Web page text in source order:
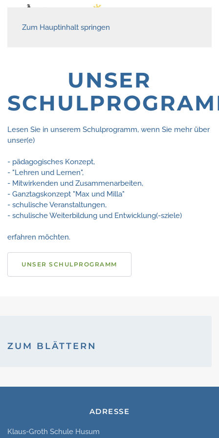
Zum Hauptinhalt springen
UNSER
Lesen Sie in unserem Schulprogramm, wenn Sie mehr über
unser(e)
- pädagogisches Konzept,
- "Lehren und Lernen",
- Mitwirkenden und Zusammenarbeiten,
- Ganztagskonzept "Max und Milla"
- schulische Veranstaltungen,
- schulische Weiterbildung und Entwicklung(-sziele)
erfahren möchten.
UNSER SCHULPROGRAMM
ZUM BLÄTTERN
ADRESSE
Klaus-Groth Schule Husum